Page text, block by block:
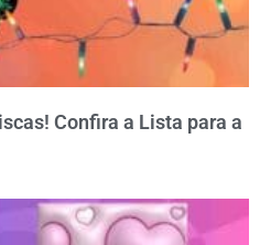
Confira a Lista para a